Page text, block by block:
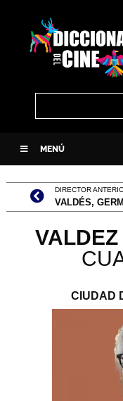
MENÚ
DIRECTOR
VALDEZ
CIUDAD